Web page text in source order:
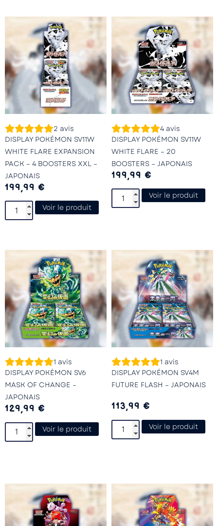
2 avis
DISPLAY POKÉMON SV11W
WHITE FLARE EXPANSION
PACK – 4 BOOSTERS XXL –
JAPONAIS
199,99 €
Voir le produit
4 avis
DISPLAY POKÉMON SV11W
WHITE FLARE – 20
BOOSTERS – JAPONAIS
199,99 €
Voir le produit
1 avis
DISPLAY POKÉMON SV6
MASK OF CHANGE –
JAPONAIS
129,99 €
Voir le produit
1 avis
DISPLAY POKÉMON SV4M
FUTURE FLASH – JAPONAIS
113,99 €
Voir le produit